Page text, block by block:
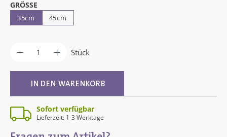
GRÖSSE
35cm 45cm
Produkt Anzahl: Gib den gewünschten
Stück
IN DEN WARENKORB
Sofort verfügbar
Lieferzeit: 1-3 Werktage